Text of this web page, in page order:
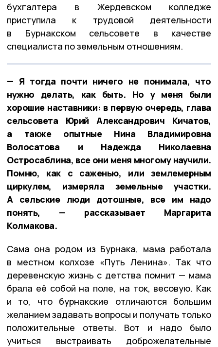
бухгалтера в Жердевском колледже
приступила к трудовой деятельности
в Бурнакском сельсовете в качестве
специалиста по земельным отношениям.
— Я тогда почти ничего не понимала, что
нужно делать, как быть. Но у меня были
хорошие наставники: в первую очередь, глава
сельсовета Юрий Александрович Кичатов,
а также опытные Нина Владимировна
Волосатова и Надежда Николаевна
Остросаблина, все они меня многому научили.
Помню, как с саженью, или землемерным
циркулем, измеряла земельные участки.
А сельские люди дотошные, все им надо
понять, — рассказывает Маргарита
Колмакова.
Сама она родом из Бурнака, мама работала
в местном колхозе «Путь Ленина». Так что
деревенскую жизнь с детства помнит — мама
брала её собой на поле, на ток, весовую. Как
и то, что бурнакские отличаются большим
желанием задавать вопросы и получать только
положительные ответы. Вот и надо было
учиться выстраивать доброжелательные